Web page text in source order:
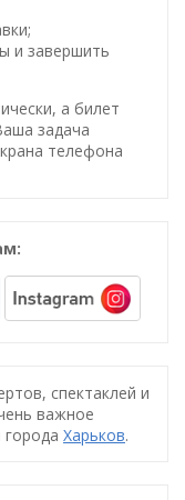
и завершить
а билет
задача
телефона
спектаклей и
важное
Харьков.